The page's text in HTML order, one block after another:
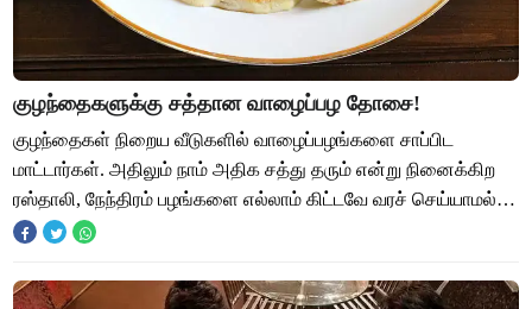
குழந்தைகளுக்கு சத்தான வாழைப்பழ தோசை!
குழந்தைகள் நிறைய வீடுகளில் வாழைப்பழங்களை சாப்பிட
மாட்டார்கள். அதிலும் நாம் அதிக சத்து தரும் என்று நினைக்கிற
ரஸ்தாலி, நேந்திரம் பழங்களை எல்லாம் கிட்டவே வரச் செய்யாமல்
ஒதுக்கி தள்ளுவார்கள். குழந்தைகள்